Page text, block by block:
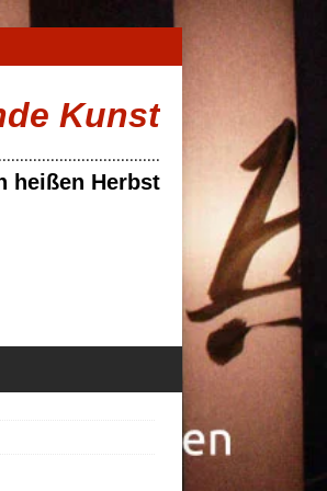
Kunst
heißen Herbst